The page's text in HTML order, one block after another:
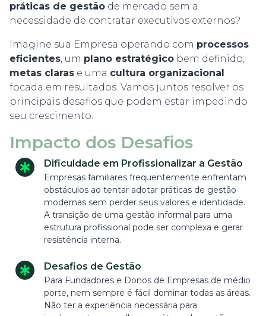
práticas de gestão de mercado sem a
necessidade de contratar executivos externos?
Imagine sua Empresa operando com processos
eficientes, um plano estratégico bem definido,
metas claras e uma cultura organizacional
focada em resultados. Vamos juntos resolver os
principais desafios que podem estar impedindo
seu crescimento:
Impacto dos Desafios
Dificuldade em Profissionalizar a Gestão
Empresas familiares frequentemente enfrentam
obstáculos ao tentar adotar práticas de gestão
modernas sem perder seus valores e identidade.
A transição de uma gestão informal para uma
estrutura profissional pode ser complexa e gerar
resistência interna.
Desafios de Gestão
Para Fundadores e Donos de Empresas de médio
porte, nem sempre é fácil dominar todas as áreas.
Não ter a experiência necessária para